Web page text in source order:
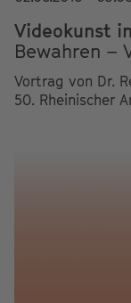
Videokunst
Bewahren –
Vortrag von Dr.
50. Rheinischer